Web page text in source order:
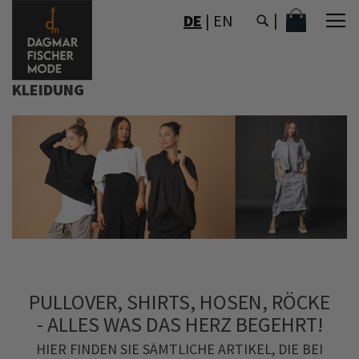
ZUM
DE | EN MEIN
KLEIDUNG
PULLOVER, SHIRTS, HOSEN, RÖCKE
- ALLES WAS DAS HERZ BEGEHRT!
HIER FINDEN SIE SÄMTLICHE ARTIKEL, DIE BEI